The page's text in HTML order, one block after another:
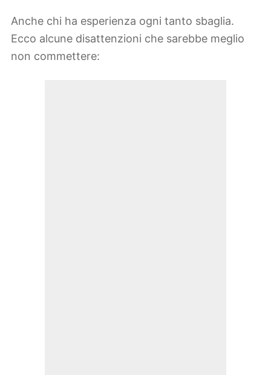
Anche chi ha esperienza ogni tanto sbaglia.
Ecco alcune disattenzioni che sarebbe meglio
non commettere: